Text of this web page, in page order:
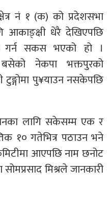
नं १ (क) को प्रदेशसभा
आकाङ्क्षी धेरै देखिएपछि
गर्न सकस भएको हो ।
नेकपा भक्तपुरको
पु¥याउन नसकेपछि
लागि सकेसम्म एक र
१० गतेभित्र पठाउन भने
आएपछि नाम छनोट
मिश्रले जानकारी